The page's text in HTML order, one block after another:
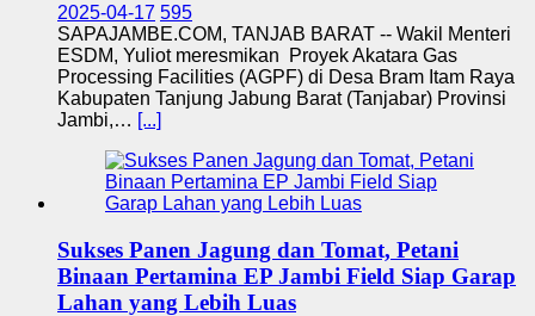
2025-04-17 595
SAPAJAMBE.COM, TANJAB BARAT -- Wakil Menteri
ESDM, Yuliot meresmikan Proyek Akatara Gas
Processing Facilities (AGPF) di Desa Bram Itam Raya
Kabupaten Tanjung Jabung Barat (Tanjabar) Provinsi
Jambi,… [...]
Sukses Panen Jagung dan Tomat, Petani
Binaan Pertamina EP Jambi Field Siap Garap
Lahan yang Lebih Luas